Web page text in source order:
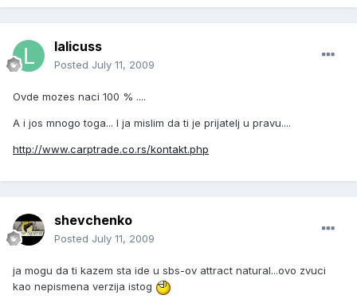
lalicuss
Posted July 11, 2009
Ovde mozes naci 100 % ....
A i jos mnogo toga... I ja mislim da ti je prijatelj u pravu....
http://www.carptrade.co.rs/kontakt.php
shevchenko
Posted July 11, 2009
ja mogu da ti kazem sta ide u sbs-ov attract natural...ovo zvuci
kao nepismena verzija istog